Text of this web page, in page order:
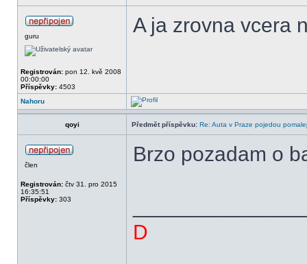
guru
Registrován: pon 12. kvě 2008
00:00:00
Příspěvky: 4503
A ja zrovna vcera
Nahoru
qoyi Předmět příspěvku: Re: Auta v Praze pojedou
člen
Registrován: čtv 31. pro 2015
16:35:51
Příspěvky: 303
Brzo pozadam o
D